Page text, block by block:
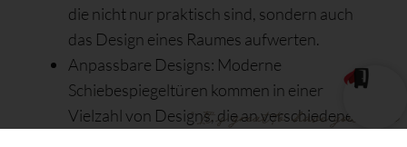
die nicht nur praktisch sind, sondern auch
das Design eines Raumes aufwerten.
Anpassbare Designs: Moderne
Schiebespiegeltüren kommen in einer
Vielzahl von Designs, die an verschiedene